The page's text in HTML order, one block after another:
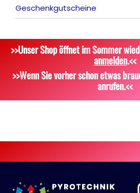
Tischfeuerwerk
Dekoration, Knicklichter
Platzpatronen
Zubehör
Alle anzeigen
Attrappen
Geschenkgutscheine
>>Unser Shop öffnet im Sommer
anmelden.<<
>>Wenn Sie vorher schon etwas
anrufen.<<